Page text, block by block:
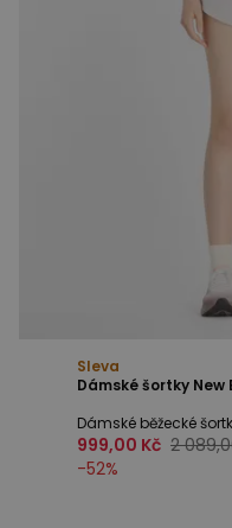
Sleva
Dámské šortky New
Dámské běžecké
999,00 Kč 2
-52%